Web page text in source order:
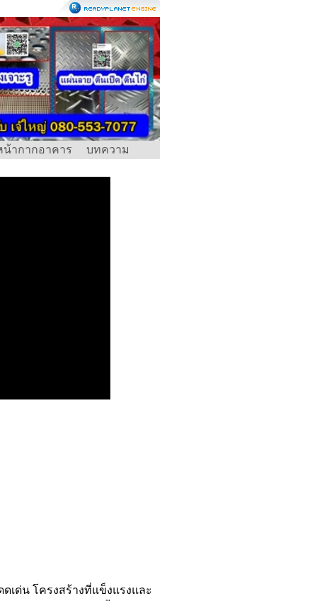
น้ากากอาคาร บทความ
เด่น โครงสร้างที่แข็งแรงและ